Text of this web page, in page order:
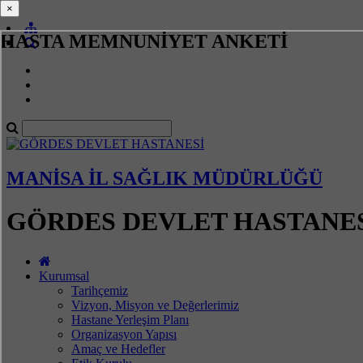
HASTA MEMNUNİYET ANKETİ
MANİSA İL SAĞLIK MÜDÜRLÜĞÜ
GÖRDES DEVLET
Kurumsal
Tarihçemiz
Vizyon, Misyon ve Değerlerimiz
Hastane Yerleşim Planı
Organizasyon Yapısı
Amaç ve Hedefler
×